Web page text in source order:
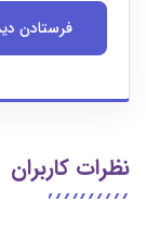
نظرات کاربران